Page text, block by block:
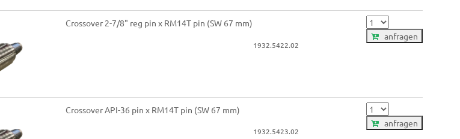
Crossover 2-7/8" reg pin x RM14T pin (SW 67 mm)
1932.5422.02
anfragen
Crossover API-36 pin x RM14T pin (SW 67 mm)
1932.5423.02
anfragen